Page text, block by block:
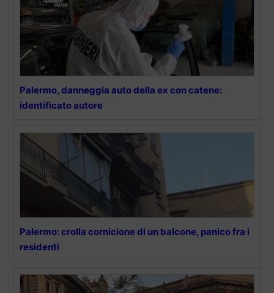
Palermo, danneggia auto della ex con catene:
identificato autore
Palermo: crolla cornicione di un balcone, panico fra i
residenti